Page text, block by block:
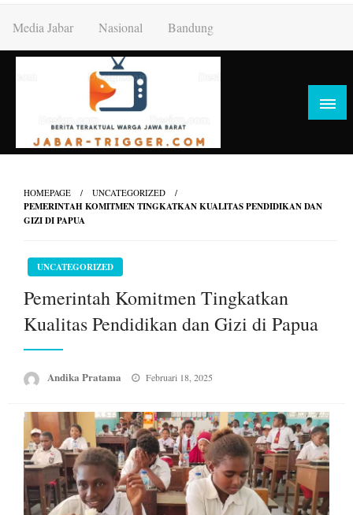
content
Media Jabar Nasional Bandung
HOMEPAGE UNCATEGORIZED
PEMERINTAH KOMITMEN TINGKATKAN KUALITAS PENDIDIKAN DAN
GIZI DI PAPUA
UNCATEGORIZED
Pemerintah Komitmen Tingkatkan
Kualitas Pendidikan dan Gizi di Papua
Andika Pratama
Posted
Februari 18, 2025